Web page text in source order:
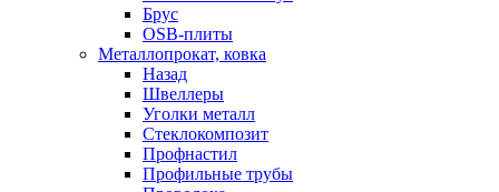
Брус
OSB-плиты
Металлопрокат, ковка
Назад
Швеллеры
Уголки металл
Стеклокомпозит
Профнастил
Профильные трубы